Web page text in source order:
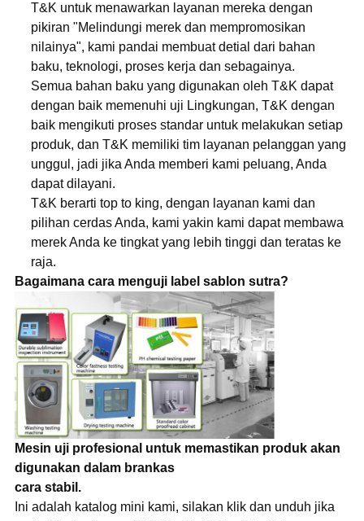
T&K untuk menawarkan layanan mereka dengan
pikiran "Melindungi merek dan mempromosikan
nilainya", kami pandai membuat detial dari bahan
baku, teknologi, proses kerja dan sebagainya.
Semua bahan baku yang digunakan oleh T&K dapat
dengan baik memenuhi uji Lingkungan, T&K dengan
baik mengikuti proses standar untuk melakukan setiap
produk, dan T&K memiliki tim layanan pelanggan yang
unggul, jadi jika Anda memberi kami peluang, Anda
dapat dilayani.
T&K berarti top to king, dengan layanan kami dan
pilihan cerdas Anda, kami yakin kami dapat membawa
merek Anda ke tingkat yang lebih tinggi dan teratas ke
raja.
Bagaimana cara menguji label sablon sutra?
Mesin uji profesional untuk memastikan produk akan
digunakan dalam brankas
cara stabil.
Ini adalah katalog mini kami, silakan klik dan unduh jika